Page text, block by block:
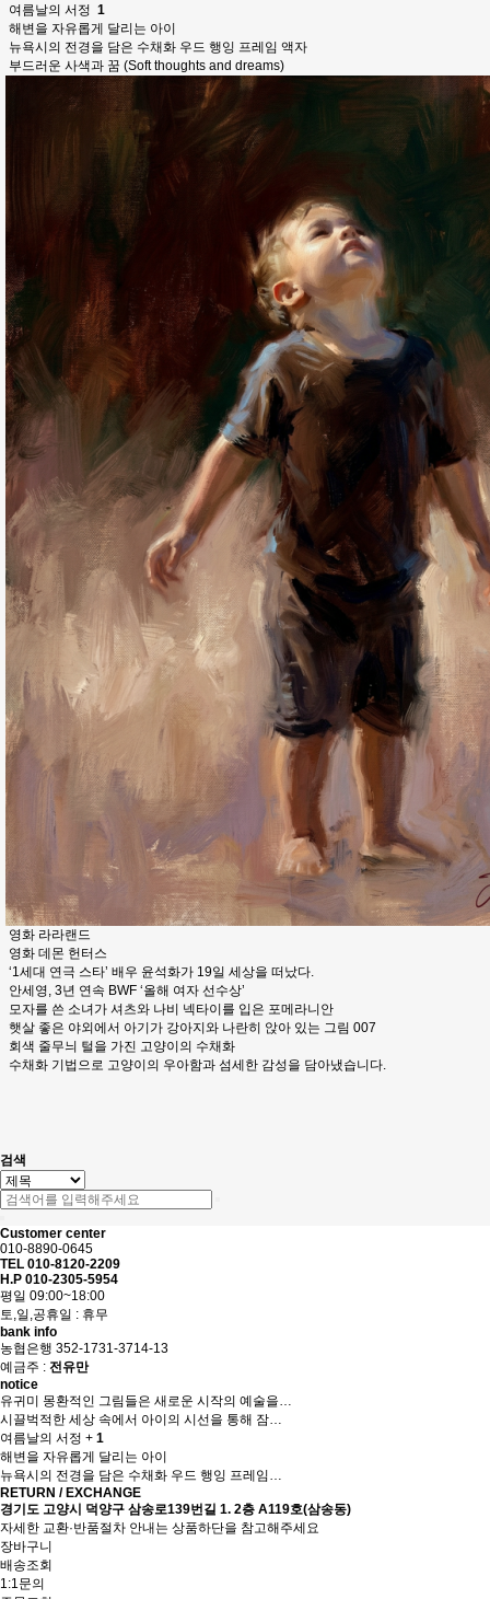
여름날의 서정 1
해변을 자유롭게 달리는 아이
뉴욕시의 전경을 담은 수채화 우드 행잉 프레임 액자
부드러운 사색과 꿈 (Soft thoughts and dreams)
영화 라라랜드
영화 데몬 헌터스
‘1세대 연극 스타’ 배우 윤석화가 19일 세상을 떠났다.
안세영, 3년 연속 BWF ‘올해 여자 선수상’
모자를 쓴 소녀가 셔츠와 나비 넥타이를 입은 포메라니안
햇살 좋은 야외에서 아기가 강아지와 나란히 앉아 있는 그림 007
회색 줄무늬 털을 가진 고양이의 수채화
수채화 기법으로 고양이의 우아함과 섬세한 감성을 담아냈습니다.
검색
Customer center
010-8890-0645
TEL 010-8120-2209
H.P 010-2305-5954
평일 09:00~18:00
토,일,공휴일 : 휴무
bank info
농협은행 352-1731-3714-13
예금주 : 전유만
notice
유귀미 몽환적인 그림들은 새로운 시작의 예술을…
시끌벅적한 세상 속에서 아이의 시선을 통해 잠…
여름날의 서정 + 1
해변을 자유롭게 달리는 아이
뉴욕시의 전경을 담은 수채화 우드 행잉 프레임…
RETURN / EXCHANGE
경기도 고양시 덕양구 삼송로139번길 1. 2층 A119호(삼송동)
자세한 교환·반품절차 안내는 상품하단을 참고해주세요
장바구니
배송조회
1:1문의